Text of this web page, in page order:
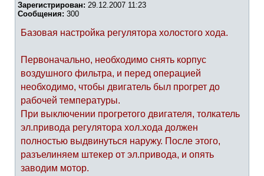
Зарегистрирован: 29.12.2007 11:23
Сообщения: 300
Базовая настройка регулятора холостого хода.
Первоначально, необходимо снять корпус
воздушного фильтра, и перед операцией
необходимо, чтобы двигатель был прогрет до
рабочей температуры.
При выключении прогретого двигателя, толкатель
эл.привода регулятора хол.хода должен
полностью выдвинуться наружу. После этого,
разъелиняем штекер от эл.привода, и опять
заводим мотор.